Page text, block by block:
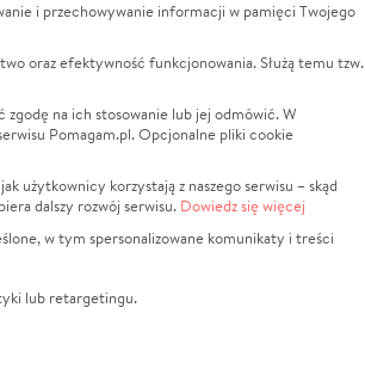
LGBTQ+
Powódź
Wichura
Religia
Edukacja
i przechowywanie informacji w pamięci Twojego
oraz efektywność funkcjonowania. Służą temu tzw.
na ich stosowanie lub jej odmówić. W
Pomagam.pl. Opcjonalne pliki cookie
użytkownicy korzystają z naszego serwisu – skąd
dalszy rozwój serwisu. Dowiedz się więcej
w tym spersonalizowane komunikaty i treści
lub retargetingu.